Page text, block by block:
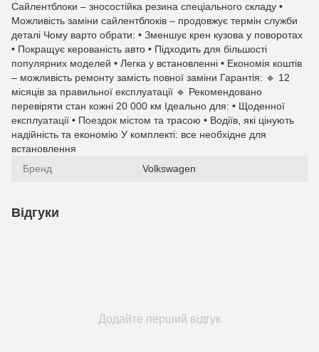
Сайлентблоки – зносостійка резина спеціального складу •
Можливість заміни сайлентблоків – продовжує термін служби
деталі Чому варто обрати: • Зменшує крен кузова у поворотах
• Покращує керованість авто • Підходить для більшості
популярних моделей • Легка у встановленні • Економія коштів
– можливість ремонту замість повної заміни Гарантія: 🔹 12
місяців за правильної експлуатації 🔹 Рекомендовано
перевіряти стан кожні 20 000 км Ідеально для: • Щоденної
експлуатації • Поездок містом та трасою • Водіїв, які цінують
надійність та економію У комплекті: все необхідне для
встановлення
Бренд
Volkswagen
Відгуки
Додайте перший відгук